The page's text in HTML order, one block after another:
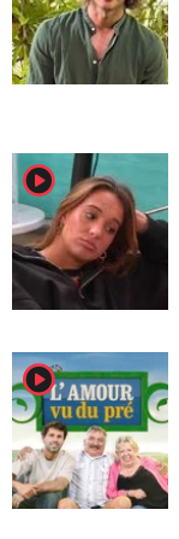
player2
player2